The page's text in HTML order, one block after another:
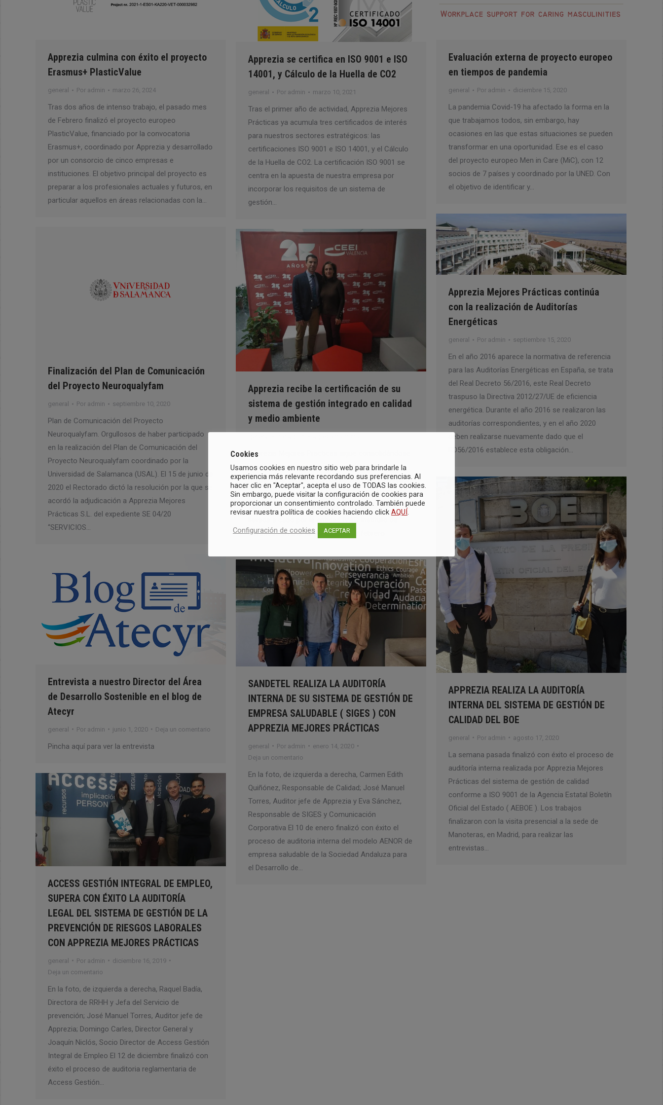
Apprezia culmina con éxito el proyecto
Erasmus+ PlasticValue
general Por admin marzo 26, 2024
Tras dos años de intenso trabajo, el pasado mes
de Febrero finalizó el proyecto europeo
PlasticValue, financiado por la convocatoria
Erasmus+, coordinado por Apprezia y desarrollado
por un consorcio de cinco empresas e
instituciones. El objetivo principal del proyecto es
preparar a los profesionales actuales y futuros, en
particular aquellos en áreas relacionadas con la…
Apprezia se certifica en ISO 9001 e ISO
14001, y Cálculo de la Huella de CO2
general Por admin marzo 10, 2021
Tras el primer año de actividad, Apprezia Mejores
Prácticas ya acumula tres certificados de interés
para nuestros sectores estratégicos: las
certificaciones ISO 9001 e ISO 14001, y el Cálculo
de la Huella de CO2. La certificación ISO 9001 se
centra en la apuesta de nuestra empresa por
incorporar los requisitos de un sistema de
gestión…
Evaluación externa de proyecto europeo
en tiempos de pandemia
general Por admin diciembre 15, 2020
La pandemia Covid-19 ha afectado la forma en la
que trabajamos todos, sin embargo, hay
ocasiones en las que estas situaciones se pueden
transformar en una oportunidad. Ese es el caso
del proyecto europeo Men in Care (MiC), con 12
socios de 7 países y coordinado por la UNED. Con
el objetivo de identificar y…
Apprezia Mejores Prácticas continúa
con la realización de Auditorías
Energéticas
general Por admin septiembre 15, 2020
En el año 2016 aparece la normativa de referencia
para las Auditorías Energéticas en España, se trata
del Real Decreto 56/2016, este Real Decreto
traspuso la Directiva 2012/27/UE de eficiencia
energética. Durante el año 2016 se realizaron las
auditorías correspondientes, y en el año 2020
deben realizarse nuevamente dado que el
RD56/2016 establece esta obligación…
Finalización del Plan de Comunicación
del Proyecto Neuroqualyfam
general Por admin septiembre 10, 2020
Plan de Comunicación del Proyecto
Neuroqualyfam. Orgullosos de haber participado
en la realización del Plan de Comunicación del
Proyecto Neuroqualyfam coordinado por la
Universidad de Salamanca (USAL). El 15 de junio de
2020 el Rectorado dictó la resolución por la que se
acordó la adjudicación a Apprezia Mejores
Prácticas S.L. del expediente SE 04/20
“SERVICIOS…
Apprezia recibe la certificación de su
sistema de gestión integrado en calidad
y medio ambiente
Apprezia Mejores Practicas sigue consolidándose
pese a su reciente creación, en este caso,
mediante la certificación de su sistema de gestión
de calidad y medio ambiente, según las Normas
ISO 9001 y 14001. La auditoría de certificación fue
Certificación a lo largo del mes de febrero…
APPREZIA REALIZA LA AUDITORÍA
INTERNA DEL SISTEMA DE GESTIÓN DE
CALIDAD DEL BOE
general Por admin agosto 17, 2020
La semana pasada finalizó con éxito el proceso de
auditoría interna realizada por Apprezia Mejores
Prácticas del sistema de gestión de calidad
conforme a ISO 9001 de la Agencia Estatal Boletín
Oficial del Estado ( AEBOE ). Los trabajos
finalizaron con la visita presencial a la sede de
Manoteras, en Madrid, para realizar las
entrevistas…
Entrevista a nuestro Director del Área
de Desarrollo Sostenible en el blog de
Atecyr
general Por admin junio 1, 2020 Deja un comentario
Pincha aquí para ver la entrevista
SANDETEL REALIZA LA AUDITORÍA
INTERNA DE SU SISTEMA DE GESTIÓN DE
EMPRESA SALUDABLE ( SIGES ) CON
APPREZIA MEJORES PRÁCTICAS
general Por admin
enero 14, 2020
Deja un comentario
En la foto, de izquierda a derecha, Carmen Edith
Quiñónez, Responsable de Calidad; José Manuel
Torres, Auditor jefe de Apprezia y Eva Sánchez,
Responsable de SIGES y Comunicación
Corporativa El 10 de enero finalizó con éxito el
proceso de auditoria interna del modelo AENOR de
empresa saludable de la Sociedad Andaluza para
el Desarrollo de…
ACCESS GESTIÓN INTEGRAL DE EMPLEO,
SUPERA CON ÉXITO LA AUDITORÍA
LEGAL DEL SISTEMA DE GESTIÓN DE LA
PREVENCIÓN DE RIESGOS LABORALES
CON APPREZIA MEJORES PRÁCTICAS
general Por admin
diciembre 16, 2019
Deja un comentario
En la foto, de izquierda a derecha, Raquel Badía,
Directora de RRHH y Jefa del Servicio de
prevención; José Manuel Torres, Auditor jefe de
Apprezia; Domingo Carles, Director General y
Joaquín Niclós, Socio Director de Access Gestión
Integral de Empleo El 12 de diciembre finalizó con
éxito el proceso de auditoria reglamentaria de
Access Gestión…
Cookies
Usamos cookies en nuestro sitio web para brindarle la
experiencia más relevante recordando sus preferencias. Al
hacer clic en "Aceptar", acepta el uso de TODAS las cookies.
Sin embargo, puede visitar la configuración de cookies para
proporcionar un consentimiento controlado. También puede
revisar nuestra política de cookies haciendo click AQUÍ
Configuración de cookies ACEPTAR